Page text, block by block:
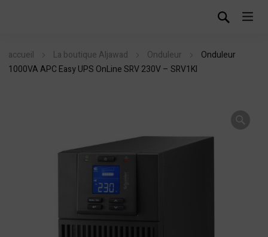
accueil La boutique Aljawad Onduleur
Onduleur
1000VA APC Easy UPS OnLine SRV 230V – SRV1KI